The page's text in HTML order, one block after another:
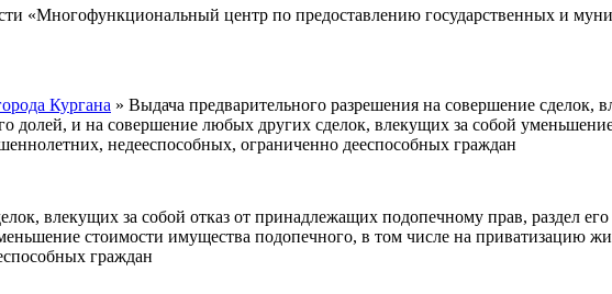
«Многофункциональный центр по предоставлению государственных и
Кургана » Выдача предварительного разрешения на совершение сделок,
долей, и на совершение любых других сделок, влекущих за собой
недееспособных, ограниченно дееспособных граждан
влекущих за собой отказ от принадлежащих подопечному прав, раздел
стоимости имущества подопечного, в том числе на приватизацию
граждан